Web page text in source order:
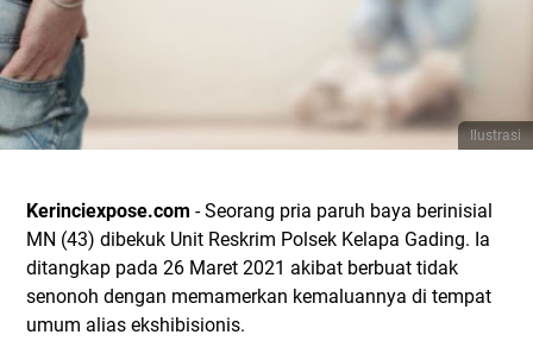
Ilustrasi
Kerinciexpose.com - Seorang pria paruh baya berinisial
MN (43) dibekuk Unit Reskrim Polsek Kelapa Gading. Ia
ditangkap pada 26 Maret 2021 akibat berbuat tidak
senonoh dengan memamerkan kemaluannya di tempat
umum alias ekshibisionis.